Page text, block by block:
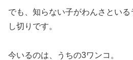
でも、知らない子がわんさとい
し切りです。
今いるのは、うちの3ワンコ。